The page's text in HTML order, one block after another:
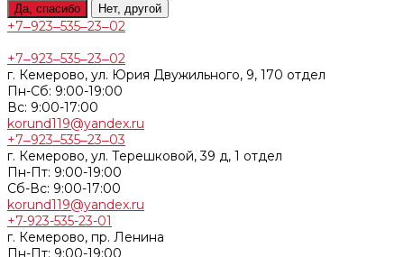
Да, спасибо Нет, другой
+7‒923‒535‒23‒02
+7‒923‒535‒23‒02
г. Кемерово, ул. Юрия Двужильного, 9, 170 отдел
Пн-Сб: 9:00-19:00
Вс: 9:00-17:00
korund119@yandex.ru
+7‒923‒535‒23‒03
г. Кемерово, ул. Терешковой, 39 д, 1 отдел
Пн-Пт: 9:00-19:00
Cб-Вс: 9:00-17:00
korund119@yandex.ru
+7-923-535-23-01
г. Кемерово, пр. Ленина
Пн-Пт: 9:00-19:00